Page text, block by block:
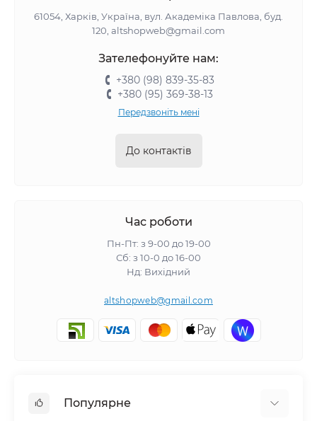
61054, Харків, Україна, вул. Академіка Павлова, буд.
120, altshopweb@gmail.com
Зателефонуйте нам:
+380 (98) 839-35-83
+380 (95) 369-38-13
Передзвоніть мені
До контактів
Час роботи
Пн-Пт: з 9-00 до 19-00
Сб: з 10-0 до 16-00
Нд: Вихідний
altshopweb@gmail.com
Популярне